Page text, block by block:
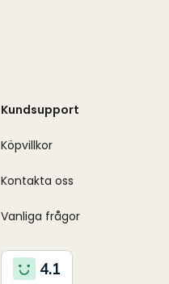
Kundsupport
Köpvillkor
Kontakta oss
Vanliga frågor